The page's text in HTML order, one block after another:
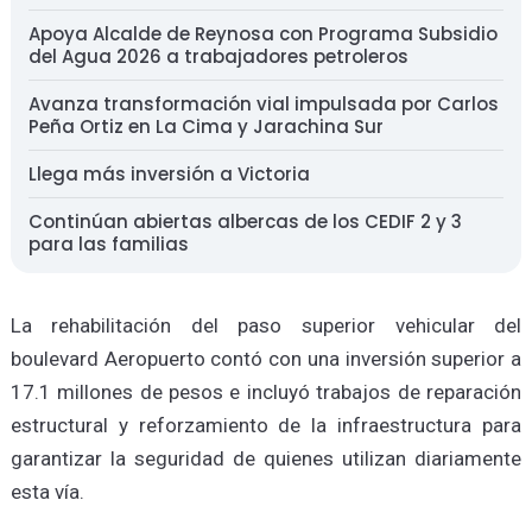
Apoya Alcalde de Reynosa con Programa Subsidio
del Agua 2026 a trabajadores petroleros
Avanza transformación vial impulsada por Carlos
Peña Ortiz en La Cima y Jarachina Sur
Llega más inversión a Victoria
Continúan abiertas albercas de los CEDIF 2 y 3
para las familias
La rehabilitación del paso superior vehicular del
boulevard Aeropuerto contó con una inversión superior a
17.1 millones de pesos e incluyó trabajos de reparación
estructural y reforzamiento de la infraestructura para
garantizar la seguridad de quienes utilizan diariamente
esta vía.